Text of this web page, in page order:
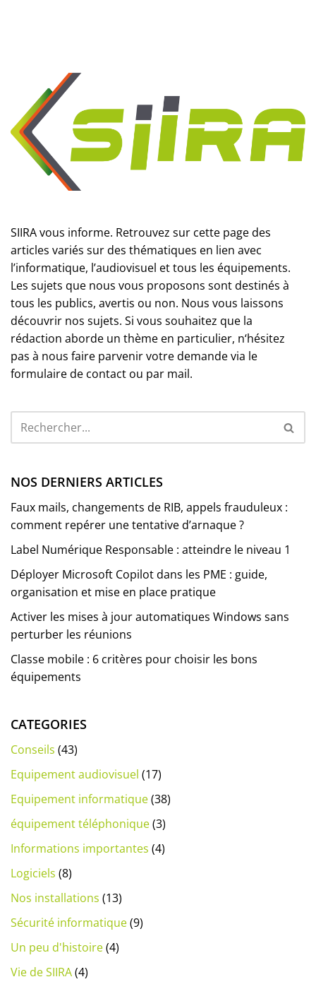
SIIRA vous informe. Retrouvez sur cette page des
articles variés sur des thématiques en lien avec
l’informatique, l’audiovisuel et tous les équipements.
Les sujets que nous vous proposons sont destinés à
tous les publics, avertis ou non. Nous vous laissons
découvrir nos sujets. Si vous souhaitez que la
rédaction aborde un thème en particulier, n‘hésitez
pas à nous faire parvenir votre demande via le
formulaire de contact ou par mail.
NOS DERNIERS ARTICLES
Faux mails, changements de RIB, appels frauduleux :
comment repérer une tentative d’arnaque ?
Label Numérique Responsable : atteindre le niveau 1
Déployer Microsoft Copilot dans les PME : guide,
organisation et mise en place pratique
Activer les mises à jour automatiques Windows sans
perturber les réunions
Classe mobile : 6 critères pour choisir les bons
équipements
CATEGORIES
Conseils (43)
Equipement audiovisuel (17)
Equipement informatique(38)
équipement téléphonique(3)
Informations importantes (4)
Logiciels (8)
Nos installations (13)
Sécurité informatique(9)
Un peu d'histoire(4)
Vie de SIIRA(4)